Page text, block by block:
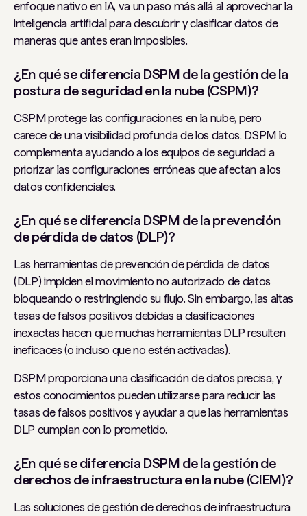
enfoque nativo en IA, va un paso más allá al aprovechar la
inteligencia artificial para descubrir y clasificar datos de
maneras que antes eran imposibles.
¿En qué se diferencia DSPM de la gestión de la
postura de seguridad en la nube (CSPM)?
CSPM protege las configuraciones en la nube, pero
carece de una visibilidad profunda de los datos. DSPM lo
complementa ayudando a los equipos de seguridad a
priorizar las configuraciones erróneas que afectan a los
datos confidenciales.
¿En qué se diferencia DSPM de la prevención
de pérdida de datos (DLP)?
Las herramientas de prevención de pérdida de datos
(DLP) impiden el movimiento no autorizado de datos
bloqueando o restringiendo su flujo. Sin embargo, las altas
tasas de falsos positivos debidas a clasificaciones
inexactas hacen que muchas herramientas DLP resulten
ineficaces (o incluso que no estén activadas).
DSPM proporciona una clasificación de datos precisa, y
estos conocimientos pueden utilizarse para reducir las
tasas de falsos positivos y ayudar a que las herramientas
DLP cumplan con lo prometido.
¿En qué se diferencia DSPM de la gestión de
derechos de infraestructura en la nube (CIEM)?
Las soluciones de gestión de derechos de infraestructura